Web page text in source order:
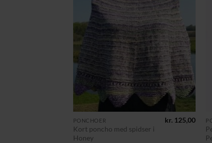
Tilføj til
ønskeliste
PONCHOER
Kort poncho med spidser i
Honey
kr. 125,00